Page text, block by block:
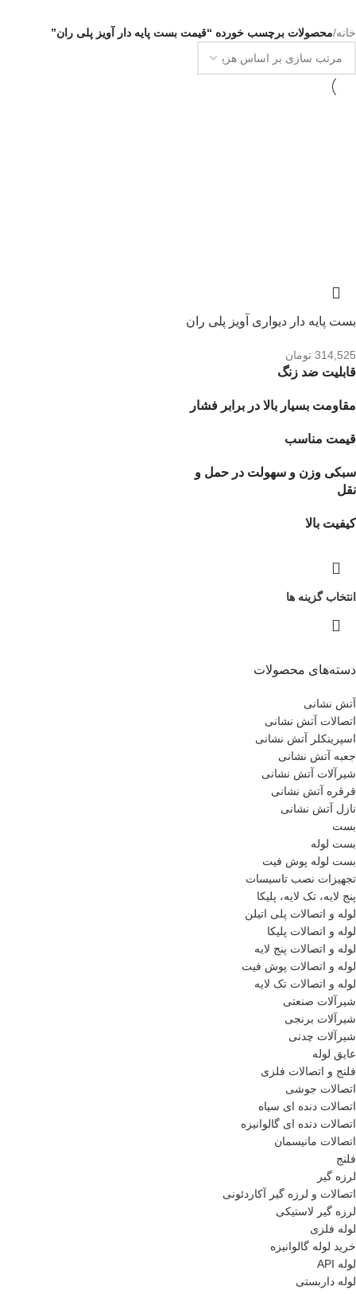
دسته‌های محصولات
آتش نشانی
اتصالات آتش نشانی
اسپرینکلر آتش نشانی
جعبه آتش نشانی
شیرآلات آتش نشانی
قرقره آتش نشانی
نازل آتش نشانی
بست
بست لوله
بست لوله پوش فیت
تجهیزات نصب تاسیسات
پنج لایه، تک لایه، پلیکا
لوله و اتصالات پلی اتیلن
لوله و اتصالات پلیکا
لوله و اتصالات پنج لایه
لوله و اتصالات پوش فیت
لوله و اتصالات تک لایه
شیرآلات صنعتی
شیرآلات برنجی
شیرآلات چدنی
عایق لوله
فلنج و اتصالات فلزی
اتصالات جوشی
اتصالات دنده ای سیاه
اتصالات دنده ای گالوانیزه
اتصالات مانیسمان
فلنج
لرزه گیر
اتصالات و لرزه گیر آکاردئونی
لرزه گیر لاستیکی
لوله فلزی
خرید لوله گالوانیزه
لوله API
لوله داربستی
خانه/محصولات برچسب خورده “قیمت بست پایه دار آویز پلی ران”
بست پایه دار دیواری آویز پلی ران
314,525 تومان
قابلیت ضد زنگ
مقاومت بسیار بالا در برابر فشار
قیمت مناسب
سبکی وزن و سهولت در حمل و
نقل
کیفیت بالا
انتخاب گزینه ها